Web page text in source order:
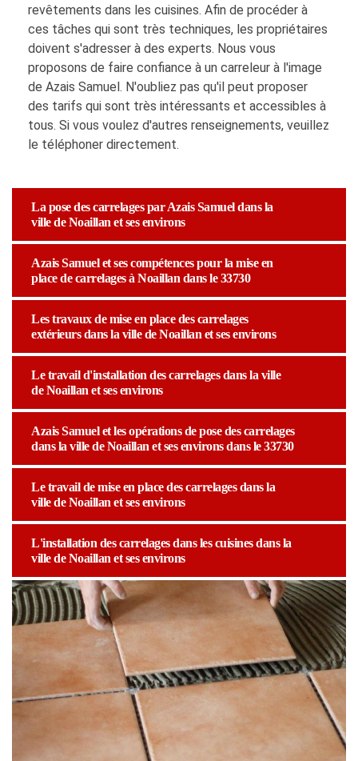
revêtements dans les cuisines. Afin de procéder à
ces tâches qui sont très techniques, les propriétaires
doivent s'adresser à des experts. Nous vous
proposons de faire confiance à un carreleur à l'image
de Azais Samuel. N'oubliez pas qu'il peut proposer
des tarifs qui sont très intéressants et accessibles à
tous. Si vous voulez d'autres renseignements, veuillez
le téléphoner directement.
La pose des carrelages par Azais Samuel dans la
ville de Noaillan et ses environs
Azais Samuel et ses compétences pour la mise en
place de carrelages à Noaillan dans le 33730
Les travaux de mise en place des carrelages
extérieurs dans la ville de Noaillan et ses environs
Le travail d'installation des carrelages dans la ville
de Noaillan et ses environs
Azais Samuel et les opérations de pose des carrelages
dans la ville de Noaillan et ses environs dans le 33730
Le travail de mise en place des carrelages dans la
ville de Noaillan et ses environs
L'installation des carrelages dans les cuisines dans la
ville de Noaillan et ses environs